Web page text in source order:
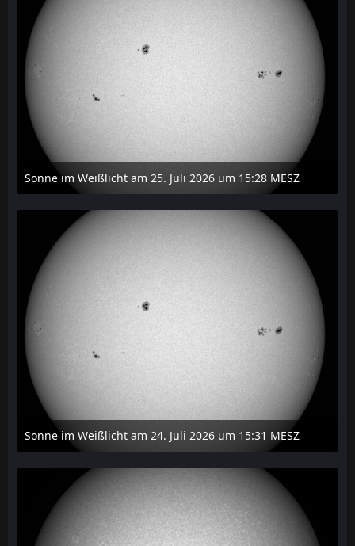
Sonne im Weißlicht am 25. Juli 2026 um 15:28 MESZ
27. Juli 2026 um 20:29
Sonne im Weißlicht am 24. Juli 2026 um 15:31 MESZ
24. Juli 2026 um 21:45